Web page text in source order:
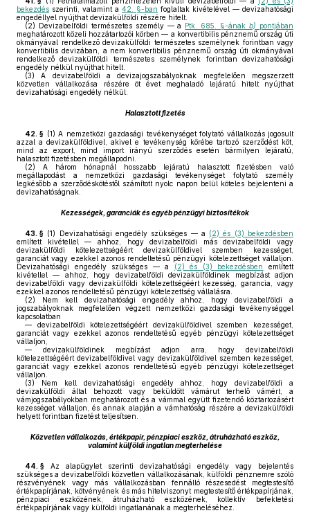
bekezdés szerinti, valamint a 42. §-ban foglaltak kivételével — devizahatósági
engedéllyel nyújthat devizakülföldi részére hitelt.
(2) Devizabelföldi természetes személy — a Ptk. 685. §-ánakb) pontjában
meghatározott közeli hozzátartozói körben — a konvertibilis pénznemű ország úti
okmányával rendelkező devizakülföldi természetes személynek forintban vagy
konvertibilis devizában, a nem konvertibilis pénznemű ország úti okmányával
rendelkező devizakülföldi természetes személynek forintban devizahatósági
engedély nélkül nyújthat hitelt.
(3) A devizabelföldi a devizajogszabályoknak megfelelően megszerzett
közvetlen vállalkozása részére öt évet meghaladó lejáratú hitelt nyújthat
devizahatósági engedély nélkül.
Halasztott fizetés
42. § (1) A nemzetközi gazdasági tevékenységet folytató vállalkozás jogosult
azzal a devizakülföldivel, akivel e tevékenység körébe tartozó szerződést köt,
mind az export, mind import irányú szerződés esetén bármilyen lejáratú,
halasztott fizetésben megállapodni.
(2) A három hónapnál hosszabb lejáratú halasztott fizetésben való
megállapodást a nemzetközi gazdasági tevékenységet folytató személy
legkésőbb a szerződéskötéstől számított nyolc napon belül köteles bejelenteni a
devizahatóságnak.
Kezességek, garanciák és egyéb pénzügyi biztosítékok
43. § (1) Devizahatósági engedély szükséges — a (2) és (3) bekezdésben
említett kivétellel — ahhoz, hogy devizabelföldi más devizabelföldi vagy
devizakülföldi kötelezettségéért devizakülföldivel szemben kezességet,
garanciát vagy ezekkel azonos rendeltetésű pénzügyi kötelezettséget vállaljon.
Devizahatósági engedély szükséges — a
(2) és (3) bekezdésben
említett
kivétellel — ahhoz, hogy devizabelföldi devizakülföldinek megbízást adjon
devizabelföldi vagy devizakülföldi kötelezettségéért kezesség, garancia, vagy
ezekkel azonos rendeltetésű pénzügyi kötelezettség vállalásra.
(2) Nem kell devizahatósági engedély ahhoz, hogy devizabelföldi a
jogszabályoknak megfelelően végzett nemzetközi gazdasági tevékenységgel
kapcsolatban
— devizabelföldi kötelezettségéért devizakülföldivel szemben kezességet,
garanciát vagy ezekkel azonos rendeltetésű egyéb pénzügyi kötelezettséget
vállaljon,
— devizakülföldinek megbízást adjon arra, hogy devizabelföldi
kötelezettségéért devizabelföldivel vagy devizakülföldivel szemben kezességet,
garanciát vagy ezekkel azonos rendeltetésű egyéb pénzügyi kötelezettséget
vállaljon.
(3) Nem kell devizahatósági engedély ahhoz, hogy devizabelföldi a
devizakülföldi által behozott vagy beküldött vámárut terhelő vámért, a
vámjogszabályokban meghatározott és a vámmal együtt fizetendő köztartozásért
kezességet vállaljon, és annak alapján a vámhatóság részére a devizakülföldi
helyett forintban fizetést teljesítsen.
Közvetlen vállalkozás, értékpapír, pénzpiaci eszköz, átruházható eszköz,
valamint külföldi ingatlan megterhelése
44. § Az alapügylet szerinti devizahatósági engedély vagy bejelentés
szükséges a devizabelföldi közvetlen vállalkozásának, külföldi pénznemre szóló
részvényének vagy más vállalkozásban fennálló részesedést megtestesítő
értékpapírjának, kötvényének és más hitelviszonyt megtestesítő értékpapírjának,
pénzpiaci eszközének, átruházható eszközének, kollektív befektetési
értékpapírjának vagy külföldi ingatlanának a megterheléséhez.